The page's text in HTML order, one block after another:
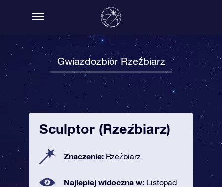
Gwiazdozbiór Rzeźbiarz
Sculptor (Rzeźbiarz)
Znaczenie: Rzeźbiarz
Najlepiej widoczna w: Listopad